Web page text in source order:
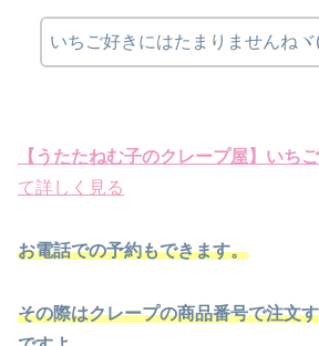
いちご好きにはたまりませんね
【うたたねむ子のクレープ屋】いち
て詳しく見る
お電話での予約もできます。
その際はクレープの商品番号で注文